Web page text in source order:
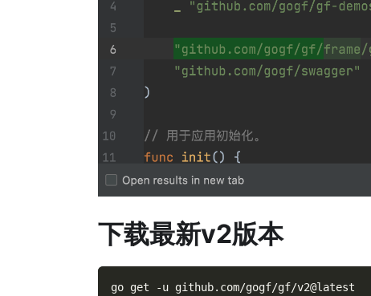
下载最新v2版本
go get -u github.com/gogf/gf/v2@latest